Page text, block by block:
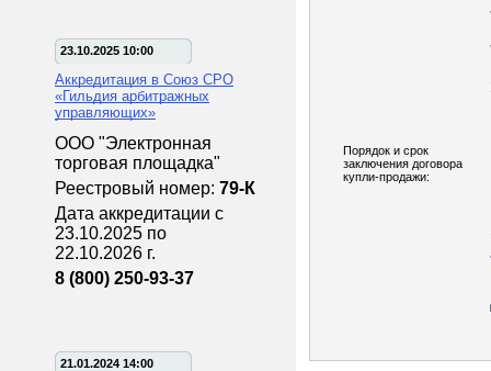
23.10.2025 10:00
Аккредитация в Союз СРО
«Гильдия арбитражных
управляющих»
ООО "Электронная
торговая площадка"
Реестровый номер: 79-К
Дата аккредитации с
23.10.2025 по
22.10.2026 г.
8 (800) 250-93-37
21.01.2024 14:00
Порядок и срок
заключения договора
купли-продажи: